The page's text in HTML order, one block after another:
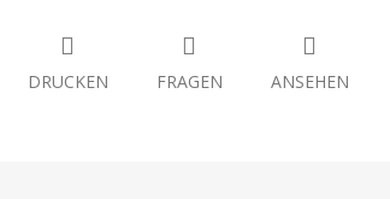
DRUCKEN FRAGEN ANSEHEN